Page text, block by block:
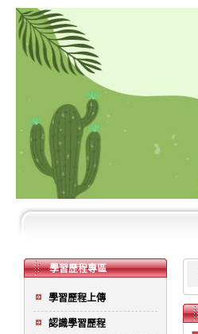
學習歷程專區
學習歷程上傳
認識學習歷程